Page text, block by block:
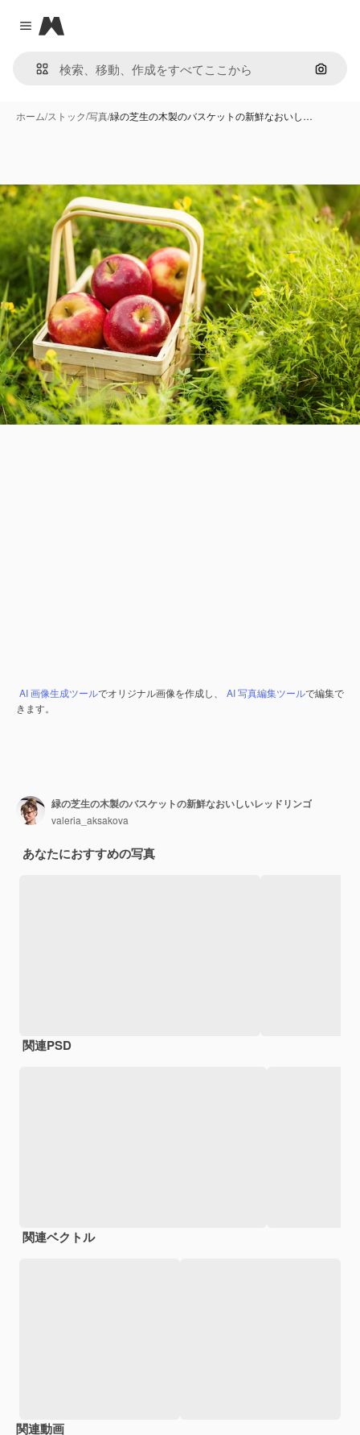
Close menu
Magnific
画像で
ホーム/ストック/写真/緑の芝生の木製のバスケットの新鮮なおいし…
AI 画像生成ツールでオリジナル画像を作成し、 AI 写真編集ツールで編集で
きます。
緑の芝生の木製のバスケットの新鮮なおいしいレッドリンゴ
valeria_aksakova
あなたにおすすめの写真
関連PSD
関連ベクトル
関連動画